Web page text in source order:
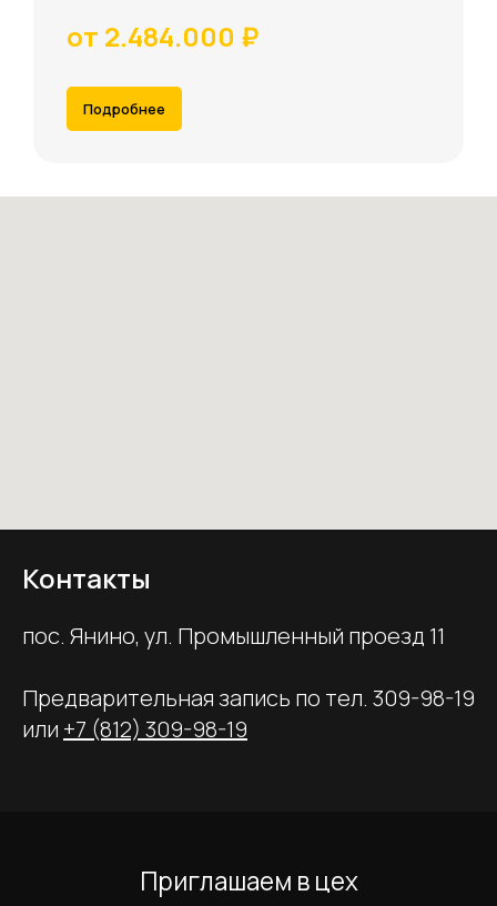
от 2.484.000 ₽
Подробнее
Контакты
пос. Янино, ул. Промышленный проезд 11
Предварительная запись по тел. 309-98-19
или +7 (812) 309-98-19